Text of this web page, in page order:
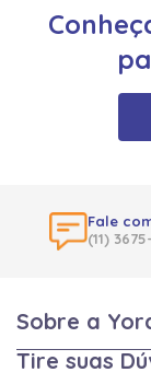
Fale
(11)
Sobre a
Tire suas